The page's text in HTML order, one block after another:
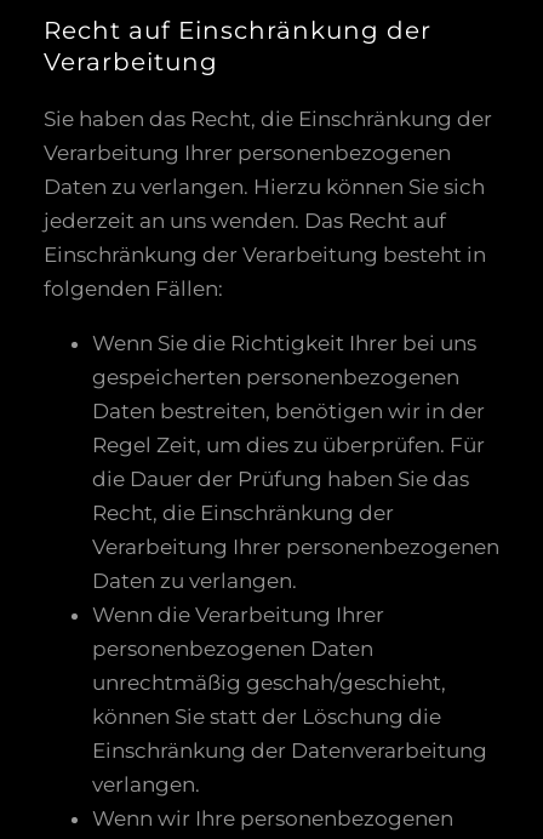
Recht auf Einschränkung der
Verarbeitung
Sie haben das Recht, die Einschränkung der
Verarbeitung Ihrer personenbezogenen
Daten zu verlangen. Hierzu können Sie sich
jederzeit an uns wenden. Das Recht auf
Einschränkung der Verarbeitung besteht in
folgenden Fällen:
Wenn Sie die Richtigkeit Ihrer bei uns
gespeicherten personenbezogenen
Daten bestreiten, benötigen wir in der
Regel Zeit, um dies zu überprüfen. Für
die Dauer der Prüfung haben Sie das
Recht, die Einschränkung der
Verarbeitung Ihrer personenbezogenen
Daten zu verlangen.
Wenn die Verarbeitung Ihrer
personenbezogenen Daten
unrechtmäßig geschah/geschieht,
können Sie statt der Löschung die
Einschränkung der Datenverarbeitung
verlangen.
Wenn wir Ihre personenbezogenen